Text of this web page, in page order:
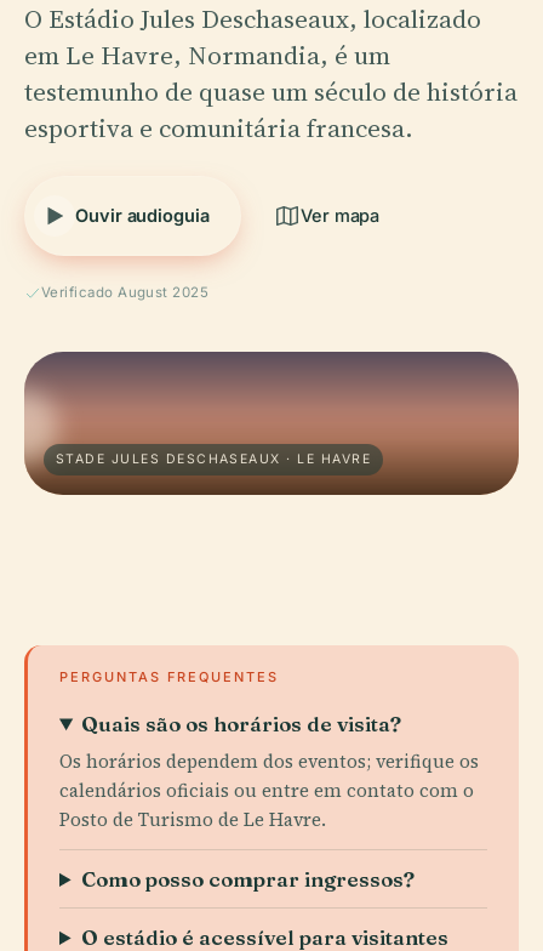
O Estádio Jules Deschaseaux, localizado
em Le Havre, Normandia, é um
testemunho de quase um século de história
esportiva e comunitária francesa.
Ouvir audioguia Ver mapa
Verificado August 2025
STADE JULES DESCHASEAUX · LE HAVRE
PERGUNTAS FREQUENTES
Quais são os horários de visita?
Os horários dependem dos eventos; verifique os
calendários oficiais ou entre em contato com o
Posto de Turismo de Le Havre.
Como posso comprar ingressos?
O estádio é acessível para visitantes